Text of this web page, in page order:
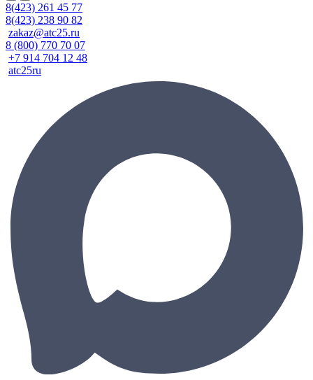
8(423) 261 45 77
8(423) 238 90 82
zakaz@atc25.ru
8 (800) 770 70 07
+7 914 704 12 48
atc25ru